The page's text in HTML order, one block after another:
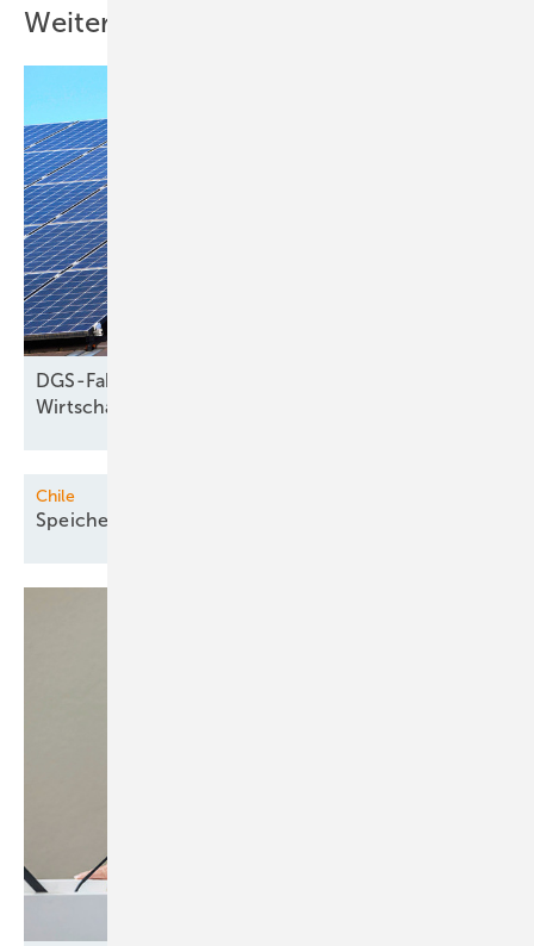
Weitere Inhalte
DGS-Faktencheck: ­Behauptungen von
Wirtschafts­ministerin
Chile
Speicher würden Terawattstunden